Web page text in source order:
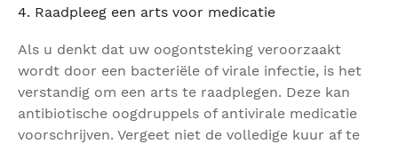
4. Raadpleeg een arts voor medicatie
Als u denkt dat uw oogontsteking veroorzaakt
wordt door een bacteriële of virale infectie, is het
verstandig om een arts te raadplegen. Deze kan
antibiotische oogdruppels of antivirale medicatie
voorschrijven. Vergeet niet de volledige kuur af te